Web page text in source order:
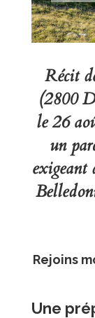
Récit
(2800
le 26
un
exigeant
Rejoins
Une